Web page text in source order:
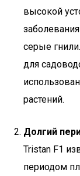
высокой
серые
для
растений.
Долгий
Tristan F1
периодом